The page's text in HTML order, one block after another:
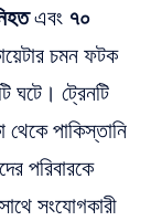
এবং ৭০
চমন ফটক
ঘটে। ট্রেনটি
পাকিস্তানি
পরিবারকে
সংযোগকারী